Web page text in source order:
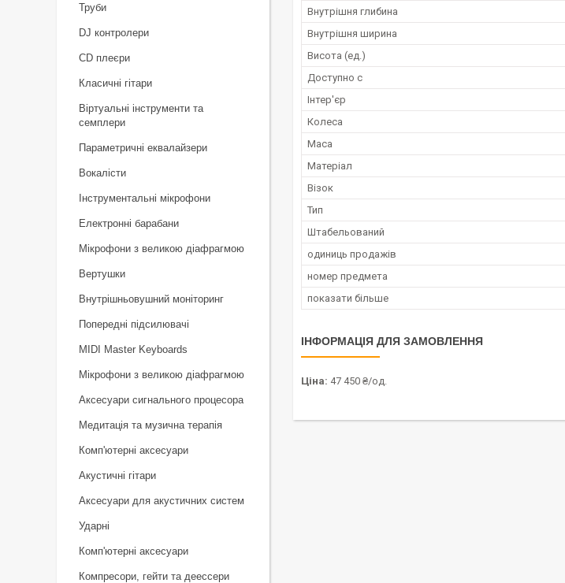
Внутрішня глибина
Внутрішня ширина
Висота (ед.)
Доступно с
Інтер'єр
Колеса
Маса
Матеріал
Візок
Тип
Штабельований
одиниць продажів
номер предмета
показати більше
ІНФОРМАЦІЯ ДЛЯ ЗАМОВЛЕННЯ
Ціна: 47 450 ₴/од.
Труби
DJ контролери
CD плеєри
Класичні гітари
Віртуальні інструменти та
семплери
Параметричні еквалайзери
Вокалісти
Інструментальні мікрофони
Електронні барабани
Мікрофони з великою діафрагмою
Вертушки
Внутрішньовушний моніторинг
Попередні підсилювачі
MIDI Master Keyboards
Мікрофони з великою діафрагмою
Аксесуари сигнального процесора
Медитація та музична терапія
Комп'ютерні аксесуари
Акустичні гітари
Аксесуари для акустичних систем
Ударні
Комп'ютерні аксесуари
Компресори, гейти та деессери